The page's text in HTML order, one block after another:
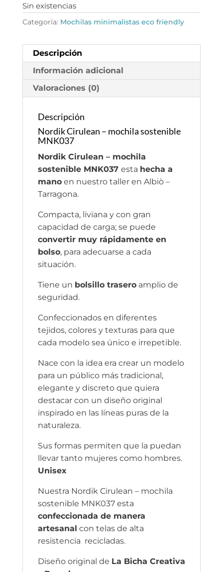
Sin existencias
Categoría: Mochilas minimalistas eco friendly
Descripción
Información adicional
Valoraciones (0)
Descripción
Nordik Cirulean – mochila sostenible
MNK037
Nordik Cirulean – mochila
sostenible MNK037 esta hecha a
manoen nuestro taller en Albiò –
Tarragona.
Compacta, liviana y con gran
capacidad de carga; se puede
convertir muy rápidamente en
bolso, para adecuarse a cada
situación.
Tiene un bolsillo traseroamplio de
seguridad.
Confeccionados en diferentes
tejidos, colores y texturas para que
cada modelo sea único e irrepetible.
Nace con la idea era crear un modelo
para un público más tradicional,
elegante y discreto que quiera
destacar con un diseño original
inspirado en las líneas puras de la
naturaleza.
Sus formas permiten que la puedan
llevar tanto mujeres como hombres.
Unisex
Nuestra Nordik Cirulean – mochila
sostenible MNK037 esta
confeccionada de manera
artesanal con telas de alta
resistencia recicladas.
Diseño original de La Bicha Creativa